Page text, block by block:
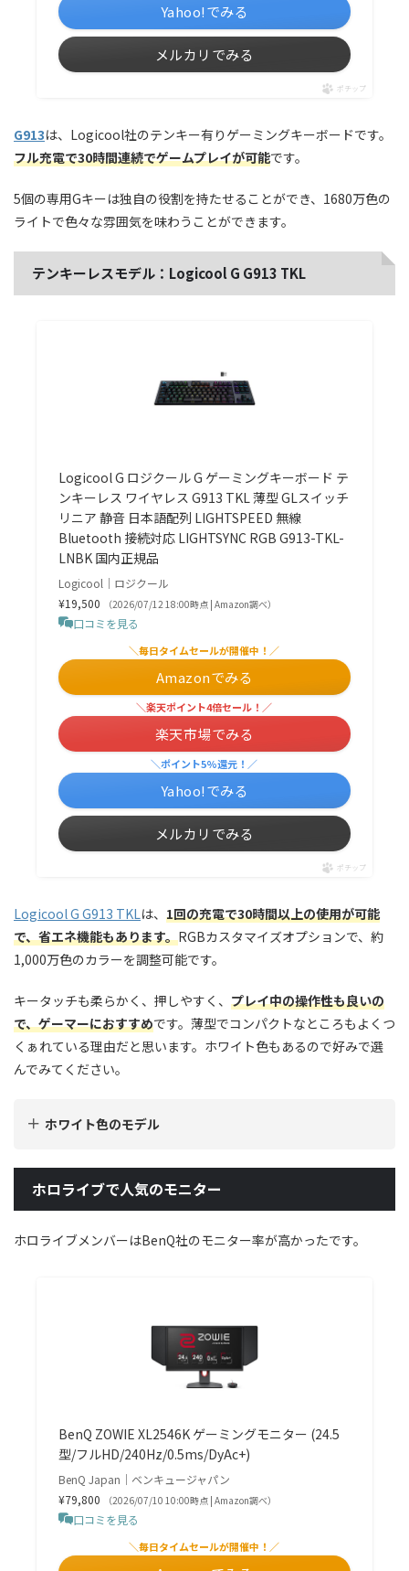
Yahoo!でみる
メルカリでみる
ポチップ
G913は、Logicool社のテンキー有りゲーミングキーボードです。
フル充電で30時間連続でゲームプレイが可能です。
5個の専用Gキーは独自の役割を持たせることができ、1680万色の
ライトで色々な雰囲気を味わうことができます。
テンキーレスモデル：Logicool G G913 TKL
Logicool G ロジクール G ゲーミングキーボード テ
ンキーレス ワイヤレス G913 TKL 薄型 GLスイッチ
リニア 静音 日本語配列 LIGHTSPEED 無線
Bluetooth 接続対応 LIGHTSYNC RGB G913-TKL-
LNBK 国内正規品
Logicool｜ロジクール
¥19,500
（2026/07/12 18:00時点 | Amazon調べ）
口コミを見る
＼毎日タイムセールが開催中！／
Amazonでみる
＼楽天ポイント4倍セール！／
楽天市場でみる
＼ポイント5%還元！／
Yahoo!でみる
メルカリでみる
ポチップ
Logicool G G913 TKLは、 1回の充電で30時間以上の使用が可能
で、省エネ機能もあります。RGBカスタマイズオプションで、約
1,000万色のカラーを調整可能です。
キータッチも柔らかく、押しやすく、 プレイ中の操作性も良いの
で、ゲーマーにおすすめです。薄型でコンパクトなところもよくつ
くぁれている理由だと思います。ホワイト色もあるので好みで選
んでみてください。
ホワイト色のモデル
ホロライブで人気のモニター
ホロライブメンバーはBenQ社のモニター率が高かったです。
BenQ ZOWIE XL2546K ゲーミングモニター (24.5
型/フルHD/240Hz/0.5ms/DyAc+)
BenQ Japan｜ベンキュージャパン
¥79,800
（2026/07/10 10:00時点 | Amazon調べ）
口コミを見る
＼毎日タイムセールが開催中！／